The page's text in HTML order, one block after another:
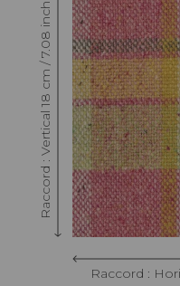
Raccord : Vertical 18 cm / 7.08 inch
Raccord :